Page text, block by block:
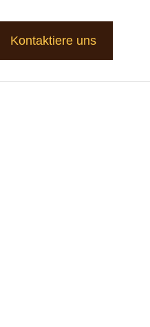
Kontaktiere uns